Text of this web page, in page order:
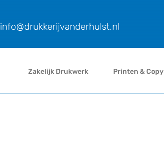
info@drukkerijvanderhulst.nl
Zakelijk Drukwerk Printen & Copy